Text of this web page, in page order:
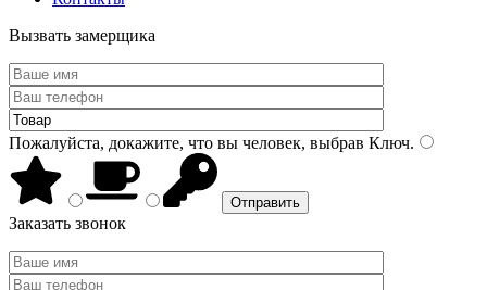
Вызвать замерщика
Пожалуйста, докажите, что вы человек, выбрав Ключ.
Заказать звонок